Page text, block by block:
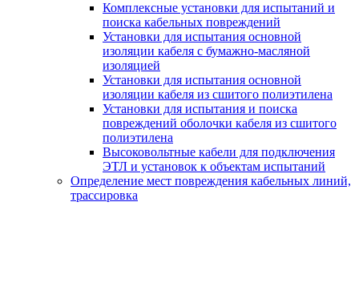
Комплексные установки для испытаний и
поиска кабельных повреждений
Установки для испытания основной
изоляции кабеля с бумажно-масляной
изоляцией
Установки для испытания основной
изоляции кабеля из сшитого полиэтилена
Установки для испытания и поиска
повреждений оболочки кабеля из сшитого
полиэтилена
Высоковольтные кабели для подключения
ЭТЛ и установок к объектам испытаний
Определение мест повреждения кабельных линий,
трассировка